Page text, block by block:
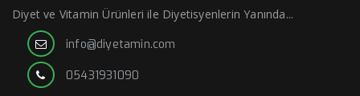
Diyet ve Vitamin Ürünleri ile Diyetisyenlerin Yanında...
info@diyetamin.com
05431931090